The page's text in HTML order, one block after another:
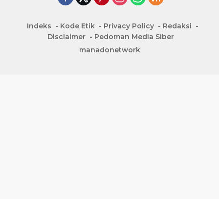
Indeks Kode Etik Privacy Policy
Redaksi
Disclaimer
Pedoman Media Siber
manadonetwork